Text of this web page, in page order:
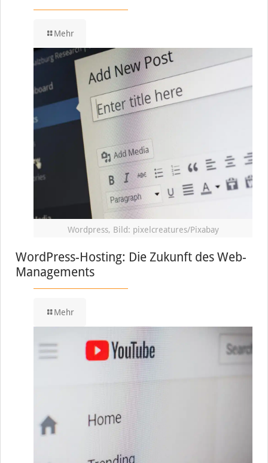
Mehr
Wordpress, Bild: pixelcreatures/Pixabay
WordPress-Hosting: Die Zukunft des Web-
Managements
Mehr